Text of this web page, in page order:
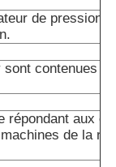
de pression
contenues
répondant aux
de la